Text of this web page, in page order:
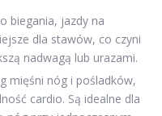
biegania, jazdy na
dla stawów, co czyni
nadwagą lub urazami.
mięśni nóg i pośladków,
cardio. Są idealne dla